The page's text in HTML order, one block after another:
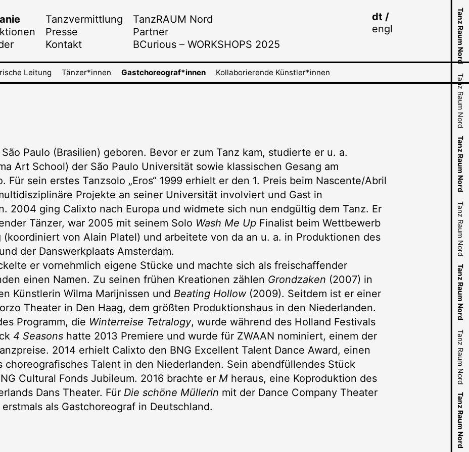
Tanzvermittlung
Presse
Kontakt
TanzRAUM Nord
Partner
BCurious – WORKSHOPS 2025
dt
engl
Leitung Tänzer*innen Gastchoreograf*innen Kollaborierende Künstler*innen
Paulo (Brasilien) geboren. Bevor er zum Tanz kam, studierte er u. a.
Art School) der São Paulo Universität sowie klassischen Gesang am
Für sein erstes Tanzsolo „Eros“ 1999 erhielt er den 1. Preis beim Nascente/Abril
Projekte an seiner Universität involviert und Gast in
2004 ging Calixto nach Europa und widmete sich nun endgültig dem Tanz. Er
Tänzer, war 2005 mit seinem Solo Wash Me Up Finalist beim Wettbewerb
(koordiniert von Alain Platel) und arbeitete von da an u. a. in Produktionen des
der Danswerkplaats Amsterdam.
er vornehmlich eigene Stücke und machte sich als freischaffender
einen Namen. Zu seinen frühen Kreationen zählen Grondzaken (2007) in
Künstlerin Wilma Marijnissen und Beating Hollow(2009). Seitdem ist er einer
Theater in Den Haag, dem größten Produktionshaus in den Niederlanden.
Programm, die Winterreise Tetralogy, wurde während des Holland Festivals
4 Seasons hatte 2013 Premiere und wurde für ZWAAN nominiert, einem der
2014 erhielt Calixto den BNG Excellent Talent Dance Award, einen
choreografisches Talent in den Niederlanden. Sein abendfüllendes Stück
Cultural Fonds Jubileum. 2016 brachte er M heraus, eine Koproduktion des
Dans Theater. Für Die schöne Müllerin mit der Dance Company Theater
als Gastchoreograf in Deutschland.
Tanz Raum Nord
Tanz Raum Nord
Tanz Raum Nord
Tanz Raum Nord
Tanz Raum Nord
Tanz Raum Nord
Tanz Raum Nord
Tanz Raum Nord
Tanz Raum Nord
Tanz Raum Nord